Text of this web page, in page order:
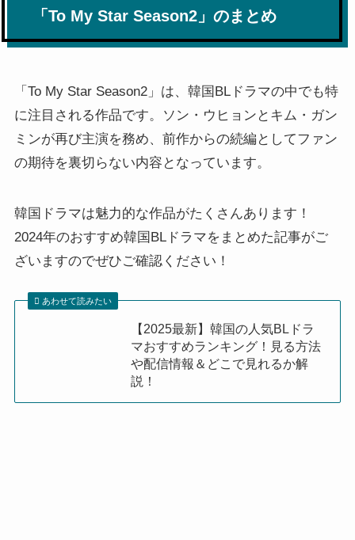
「To My Star Season2」のまとめ
「To My Star Season2」は、韓国BLドラマの中でも特
に注目される作品です。ソン・ウヒョンとキム・ガン
ミンが再び主演を務め、前作からの続編としてファン
の期待を裏切らない内容となっています。
韓国ドラマは魅力的な作品がたくさんあります！
2024年のおすすめ韓国BLドラマをまとめた記事がご
ざいますのでぜひご確認ください！
あわせて読みたい
【2025最新】韓国の人気BLドラ
マおすすめランキング！見る方法
や配信情報＆どこで見れるか解
説！